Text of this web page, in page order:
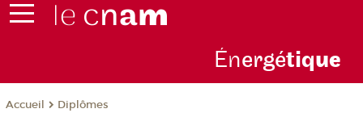
Énergétique
Accueil Diplômes